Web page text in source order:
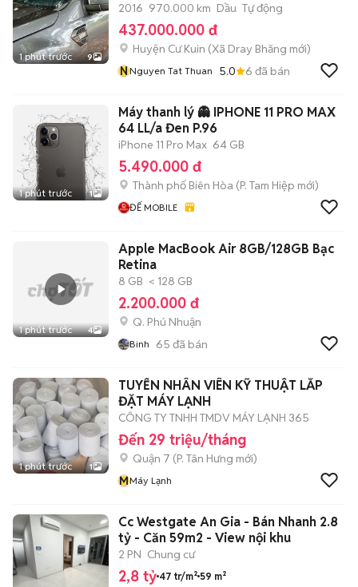
1 phút trước 9
2016 970.000 km Dầu Tự động
437.000.000 đ
Huyện Cư Kuin (Xã Dray Bhăng mới)
NNguyen Tat Thuan 5.0 6 đã bán
1 phút trước 1
Máy thanh lý 👻 IPHONE 11 PRO MAX
64 LL/a Đen P.96
iPhone 11 Pro Max 64 GB
5.490.000 đ
Thành phố Biên Hòa (P. Tam Hiệp mới)
ĐẾ MOBILE
1 phút trước 4
Apple MacBook Air 8GB/128GB Bạc
Retina
8 GB < 128 GB
2.200.000 đ
Q. Phú Nhuận
Binh 65 đã bán
1 phút trước 1
TUYỂN NHÂN VIÊN KỸ THUẬT LẮP
ĐẶT MÁY LẠNH
CÔNG TY TNHH TMDV MÁY LẠNH 365
Đến 29 triệu/tháng
Quận 7 (P. Tân Hưng mới)
MMáy Lạnh
Cc Westgate An Gia - Bán Nhanh 2.8
tỷ - Căn 59m2 - View nội khu
2 PN Chung cư
2,8 tỷ 47 tr/m² 59 m²